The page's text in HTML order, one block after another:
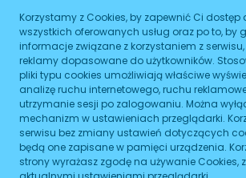
Czwartek
Piątek
Sobota
Niedziela
Informacje o sprawach jakie
Korzystamy z Cookies, by zapewnić Ci
wszystkich oferowanych usług oraz po to, by
informacje związane z korzystaniem z
reklamy dopasowane do użytkowników.
pliki typu cookies umożliwiają właściwe
analizę ruchu internetowego, ruchu
utrzymanie sesji po zalogowaniu. Można
mechanizm w ustawieniach przeglądarki.
serwisu bez zmiany ustawień dotyczących
będą one zapisane w pamięci urządzenia.
strony wyrażasz zgodę na używanie Cookies,